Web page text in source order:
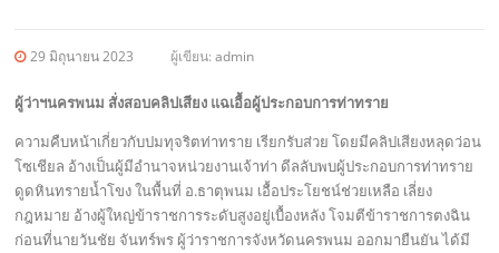
29 มิถุนายน 2023 ผู้เขียน:admin
ผู้ว่าฯนครพนม สั่งสอบคลิปเสียง แฉเอื้อผู้ประกอบการท่าทราย
ความคืบหน้าเกี่ยวกับปมทุจริตท่าทราย เรียกรับส่วย โดยมีคลิปเสียงหลุดว่อน
โซเชียล อ้างเป็นผู้มีอำนาจหน่วยงานเจ้าท่า ดีลลับพบผู้ประกอบการท่าทราย
ดูดหินทรายน้ำโขง ในพื้นที่ อ.ธาตุพนม เอื้อประโยชน์ช่วยเหลือ เลี่ยง
กฎหมาย อ้างผู้ใหญ่ข้าราชการระดับสูงอยู่เบื้องหลัง โจมตีข้าราชการตงฉิน
ก่อนที่นายวันชัย จันทร์พร ผู้ว่าราชการจังหวัดนครพนม ออกมายืนยัน ได้มี